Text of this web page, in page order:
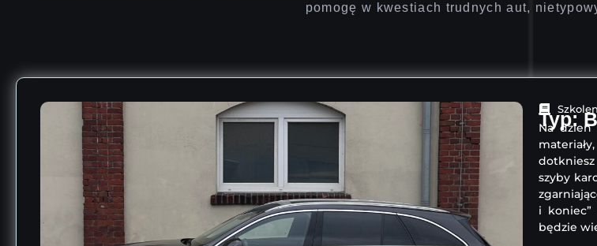
pomogę w kwestiach trudnych aut,
Typ:
Na
szyby
i koniec”
będzie